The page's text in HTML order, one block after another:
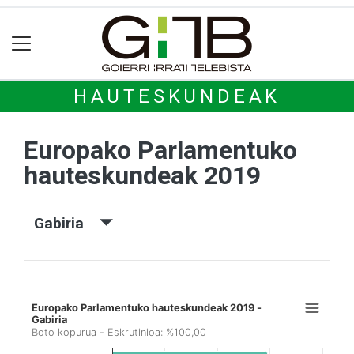
HAUTESKUNDEAK
Europako Parlamentuko
hauteskundeak 2019
Gabiria
Europako Parlamentuko hauteskundeak 2019 -
Gabiria
Boto kopurua - Eskrutinioa: %100,00